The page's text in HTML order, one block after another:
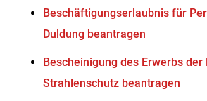
Beschäftigungserlaubnis für
Duldung beantragen
Bescheinigung des Erwerbs der
Strahlenschutz beantragen